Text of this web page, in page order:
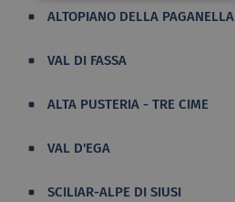
ALTOPIANO DELLA PAGANELLA
VAL DI FASSA
ALTA PUSTERIA - TRE CIME
VAL D'EGA
SCILIAR-ALPE DI SIUSI